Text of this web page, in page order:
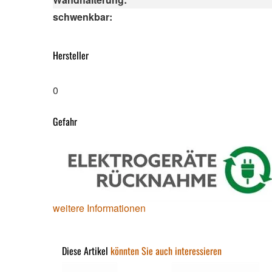
schwenkbar:
Hersteller
0
Gefahr
weitere Informationen
Diese Artikel könnten Sie auch interessieren